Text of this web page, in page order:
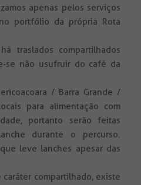
apenas pelos serviços
portfólio da própria Rota
traslados compartilhados
se não usufruir do café da
/ Barra Grande /
para alimentação com
portanto serão feitas
durante o percurso.
leve lanches apesar das
compartilhado, existe